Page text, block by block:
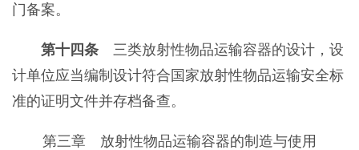
门备案。
第十四条三类放射性物品运输容器的设计，设
计单位应当编制设计符合国家放射性物品运输安全标
准的证明文件并存档备查。
第三章 放射性物品运输容器的制造与使用